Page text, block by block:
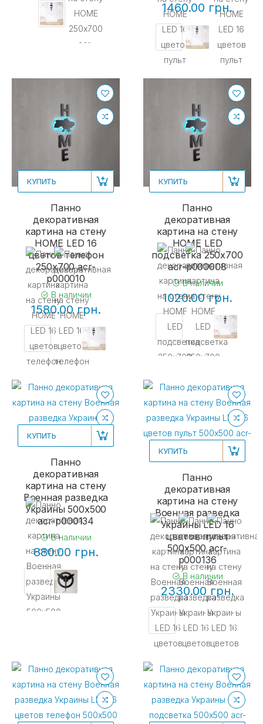
1460.00 грн.
КУПИТЬ
Панно
декоративная
картина на стену
HOME LED 16
цветов телефон
250x700 acr-
p000010
В наличии
1580.00 грн.
КУПИТЬ
Панно
декоративная
картина на стену
HOME LED
подсветка 250x700
acr-p000008
В наличии
1020.00 грн.
КУПИТЬ
Панно
декоративная
картина на стену
Военная разведка
Украины 500х500
acr-p000134
В наличии
880.00 грн.
КУПИТЬ
Панно
декоративная
картина на стену
Военная разведка
Украины LED 16
цветов пульт
500х500 acr-
p000136
В наличии
2330.00 грн.